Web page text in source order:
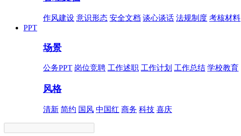
作风建设 意识形态 安全文档 谈心谈话 法规制度 考核材料
PPT
场景
公务PPT 岗位竞聘 工作述职 工作计划 工作总结 学校教育
风格
清新 简约 国风 中国红 商务 科技 喜庆